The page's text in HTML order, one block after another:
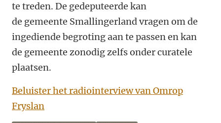
te treden. De gedeputeerde kan
de gemeente Smallingerlandvragen om de
ingediende begroting aan te passen en kan
de gemeente zonodig zelfs onder curatele
plaatsen.
Beluister het radiointerview van Omrop
Fryslan